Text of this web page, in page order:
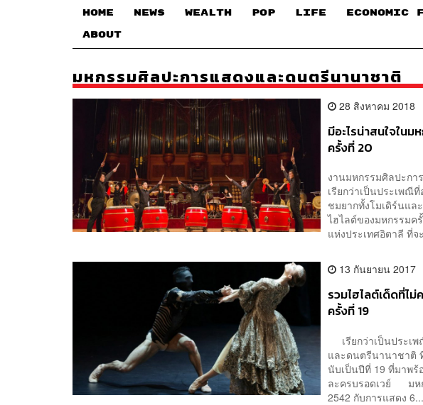
HOME NEWS WEALTH POP LIFE ECONOMIC
ABOUT
มหกรรมศิลปะการแสดงและดนตรีนานาชาติ
28 สิงหาคม 2018
มีอะไรน่าสนใจใน
ครั้งที่ 20
งานมหกรรมศิลปะกา
เรียกว่าเป็นประเพณี
ชมยากทั้งโมเดิร์นแล
ไฮไลต์ของมหกรรมค
แห่งประเทศอิตาลี ที่
13 กันยายน 2017
รวมไฮไลต์เด็ดที่ไ
ครั้งที่ 19
เรียกว่าเป็นประเ
และดนตรีนานาชาติ
นับเป็นปีที่ 19 ที่มาพร้
ละครบรอดเวย์ มห
2542 กับการแสดง 6...